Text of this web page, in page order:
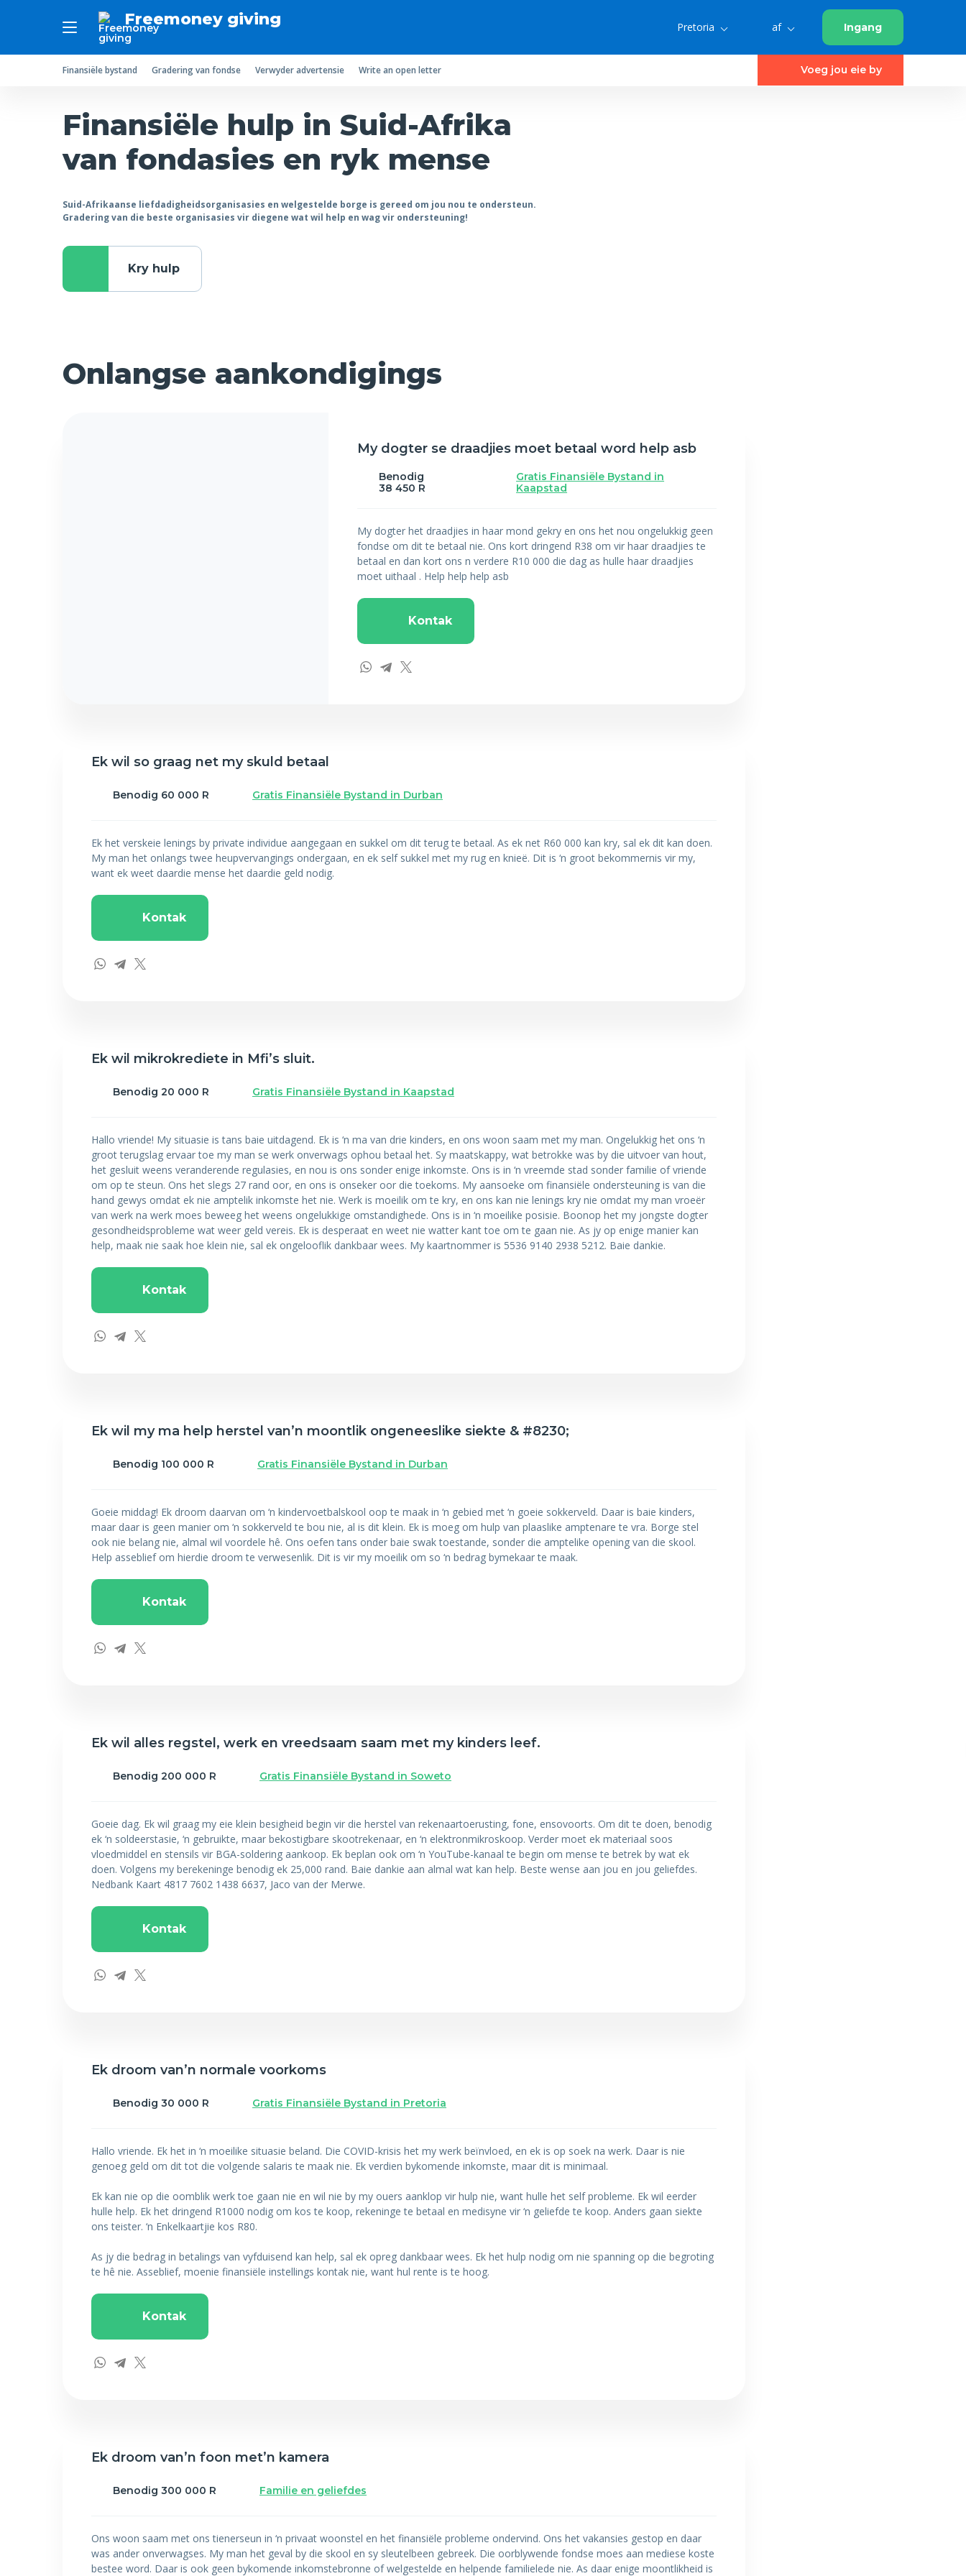
Freemoney giving Pretoria af Ingang
Finansiële bystand Gradering van fondse Verwyder advertensie Write an open letter Voeg jou eie by
Finansiële hulp in Suid-Afrika
van fondasies en ryk mense
Suid-Afrikaanse liefdadigheidsorganisasies en welgestelde borge is gereed om jou nou te ondersteun.
Gradering van die beste organisasies vir diegene wat wil help en wag vir ondersteuning!
Kry hulp
Onlangse aankondigings
My dogter se draadjies moet betaal word help asb
Benodig
38 450 R
Gratis Finansiële Bystand in
Kaapstad
My dogter het draadjies in haar mond gekry en ons het nou ongelukkig geen
fondse om dit te betaal nie. Ons kort dringend R38 om vir haar draadjies te
betaal en dan kort ons n verdere R10 000 die dag as hulle haar draadjies
moet uithaal . Help help help asb
Kontak
Ek wil so graag net my skuld betaal
Benodig 60 000 R Gratis Finansiële Bystand in Durban
Ek het verskeie lenings by private individue aangegaan en sukkel om dit terug te betaal. As ek net R60 000 kan kry, sal ek dit kan doen.
My man het onlangs twee heupvervangings ondergaan, en ek self sukkel met my rug en knieë. Dit is ‘n groot bekommernis vir my,
want ek weet daardie mense het daardie geld nodig.
Kontak
Ek wil mikrokrediete in Mfi’s sluit.
Benodig 20 000 R Gratis Finansiële Bystand in Kaapstad
Hallo vriende! My situasie is tans baie uitdagend. Ek is ‘n ma van drie kinders, en ons woon saam met my man. Ongelukkig het ons ‘n
groot terugslag ervaar toe my man se werk onverwags ophou betaal het. Sy maatskappy, wat betrokke was by die uitvoer van hout,
het gesluit weens veranderende regulasies, en nou is ons sonder enige inkomste. Ons is in ‘n vreemde stad sonder familie of vriende
om op te steun. Ons het slegs 27 rand oor, en ons is onseker oor die toekoms. My aansoeke om finansiële ondersteuning is van die
hand gewys omdat ek nie amptelik inkomste het nie. Werk is moeilik om te kry, en ons kan nie lenings kry nie omdat my man vroeër
van werk na werk moes beweeg het weens ongelukkige omstandighede. Ons is in ‘n moeilike posisie. Boonop het my jongste dogter
gesondheidsprobleme wat weer geld vereis. Ek is desperaat en weet nie watter kant toe om te gaan nie. As jy op enige manier kan
help, maak nie saak hoe klein nie, sal ek ongelooflik dankbaar wees. My kaartnommer is 5536 9140 2938 5212. Baie dankie.
Kontak
Ek wil my ma help herstel van’n moontlik ongeneeslike siekte & #8230;
Benodig 100 000 R Gratis Finansiële Bystand in Durban
Goeie middag! Ek droom daarvan om ‘n kindervoetbalskool oop te maak in ‘n gebied met ‘n goeie sokkerveld. Daar is baie kinders,
maar daar is geen manier om ‘n sokkerveld te bou nie, al is dit klein. Ek is moeg om hulp van plaaslike amptenare te vra. Borge stel
ook nie belang nie, almal wil voordele hê. Ons oefen tans onder baie swak toestande, sonder die amptelike opening van die skool.
Help asseblief om hierdie droom te verwesenlik. Dit is vir my moeilik om so ‘n bedrag bymekaar te maak.
Kontak
Ek wil alles regstel, werk en vreedsaam saam met my kinders leef.
Benodig 200 000 R Gratis Finansiële Bystand in Soweto
Goeie dag. Ek wil graag my eie klein besigheid begin vir die herstel van rekenaartoerusting, fone, ensovoorts. Om dit te doen, benodig
ek ‘n soldeerstasie, ‘n gebruikte, maar bekostigbare skootrekenaar, en ‘n elektronmikroskoop. Verder moet ek materiaal soos
vloedmiddel en stensils vir BGA-soldering aankoop. Ek beplan ook om ‘n YouTube-kanaal te begin om mense te betrek by wat ek
doen. Volgens my berekeninge benodig ek 25,000 rand. Baie dankie aan almal wat kan help. Beste wense aan jou en jou geliefdes.
Nedbank Kaart 4817 7602 1438 6637, Jaco van der Merwe.
Kontak
Ek droom van’n normale voorkoms
Benodig 30 000 R Gratis Finansiële Bystand in Pretoria
Hallo vriende. Ek het in ‘n moeilike situasie beland. Die COVID-krisis het my werk beïnvloed, en ek is op soek na werk. Daar is nie
genoeg geld om dit tot die volgende salaris te maak nie. Ek verdien bykomende inkomste, maar dit is minimaal.
Ek kan nie op die oomblik werk toe gaan nie en wil nie by my ouers aanklop vir hulp nie, want hulle het self probleme. Ek wil eerder
hulle help. Ek het dringend R1000 nodig om kos te koop, rekeninge te betaal en medisyne vir ‘n geliefde te koop. Anders gaan siekte
ons teister. ‘n Enkelkaartjie kos R80.
As jy die bedrag in betalings van vyfduisend kan help, sal ek opreg dankbaar wees. Ek het hulp nodig om nie spanning op die begroting
te hê nie. Asseblief, moenie finansiële instellings kontak nie, want hul rente is te hoog.
Kontak
Ek droom van’n foon met’n kamera
Benodig 300 000 R Familie en geliefdes
Ons woon saam met ons tienerseun in ‘n privaat woonstel en het finansiële probleme ondervind. Ons het vakansies gestop en daar
was ander onverwagses. My man het geval by die skool en sy sleutelbeen gebreek. Die oorblywende fondse moes aan mediese koste
bestee word. Daar is ook geen bykomende inkomstebronne of welgestelde en helpende familielede nie. As daar enige moontlikheid is